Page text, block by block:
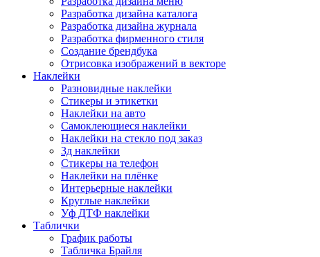
Разработка дизайна каталога
Разработка дизайна журнала
Разработка фирменного стиля
Создание брендбука
Отрисовка изображений в векторе
Наклейки
Разновидные наклейки
Стикеры и этикетки
Наклейки на авто
Самоклеющиеся наклейки
Наклейки на стекло под заказ
3д наклейки
Cтикеры на телефон
Наклейки на плёнке
Интерьерные наклейки
Круглые наклейки
Уф ДТФ наклейки
Таблички
График работы
Табличка Брайля